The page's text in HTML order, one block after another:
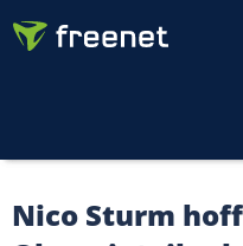
Nico Sturm